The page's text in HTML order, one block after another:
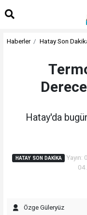
Haberler Hatay Son
Hatay'da
HATAY SON DAKIKA
Özge Güleryüz